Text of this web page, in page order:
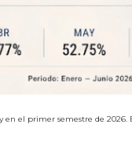
el primer semestre de